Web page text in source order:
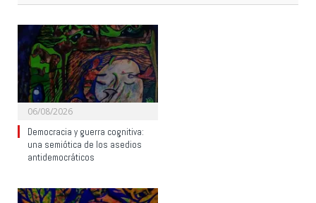
06/08/2026
Democracia y guerra cognitiva:
una semiótica de los asedios
antidemocráticos